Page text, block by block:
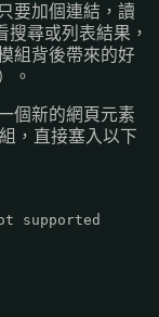
要加個連結，讀
尋或列表結果，
組背後帶來的好
。
個新的網頁元素
，直接塞入以下
supported